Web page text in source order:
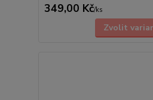
349,00 Kč/ks
Zvolit